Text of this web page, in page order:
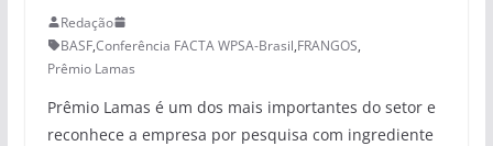
Redação
BASF,Conferência FACTA WPSA-Brasil,FRANGOS,
Prêmio Lamas
Prêmio Lamas é um dos mais importantes do setor e
reconhece a empresa por pesquisa com ingrediente